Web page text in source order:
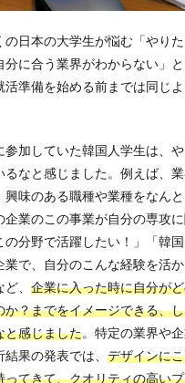
の日本の大学生が悩む「やり
分に合う業界がわからない」
活準備を始める前までは同じ
参加していた韓国人学生は、や
るなと感じました。例えば、
興味のある職種や業種をなん
企業のこの事業が自分の専攻
の分野で活躍したい！」「韓
業で、自分のこんな経験を活
、 企業に入った時に自分が
か？までをイメージできる、
と感じました。特定の業界や
果の発表では、 デザインに
ってきて、クオリティの高い